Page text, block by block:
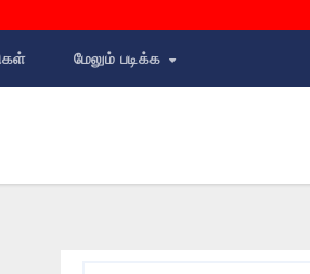
மேலும் படிக்க